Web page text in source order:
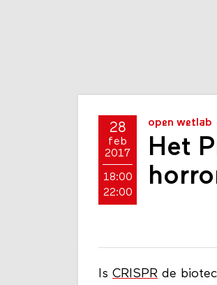
28
feb
2017
18:00
22:00
open wetlab
Het
Is CRISPR de